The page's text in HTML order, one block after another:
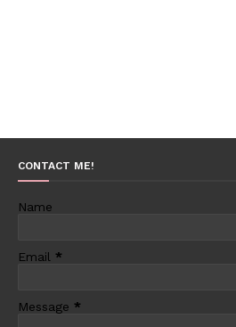
CONTACT ME!
Name
Email *
Message *